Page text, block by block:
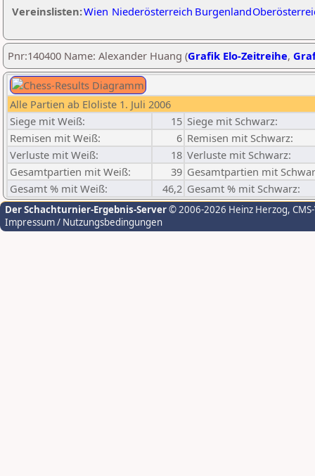
Vereinslisten:Wien Niederösterreich Burgenland
Pnr:140400 Name: Alexander Huang (Grafik Elo-Zeitreihe,
Alle Partien ab Eloliste 1. Juli 2006
Siege mit Weiß:
15 Siege mit Schwarz:
Remisen mit Weiß:
6 Remisen mit Schwarz:
Verluste mit Weiß:
18 Verluste mit Schwarz:
Gesamtpartien mit Weiß:
39 Gesamtpartien mit
Gesamt % mit Weiß:
46,2 Gesamt % mit Schwarz:
Der Schachturnier-Ergebnis-Server© 2006-2026 Heinz Herzog,
Impressum / Nutzungsbedingungen